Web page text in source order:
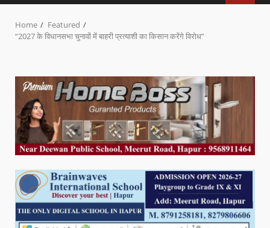
Home
Featured
“2027 के विधानसभा चुनावों में बाहरी प्रत्याशी का किसान करेंगे विरोध”